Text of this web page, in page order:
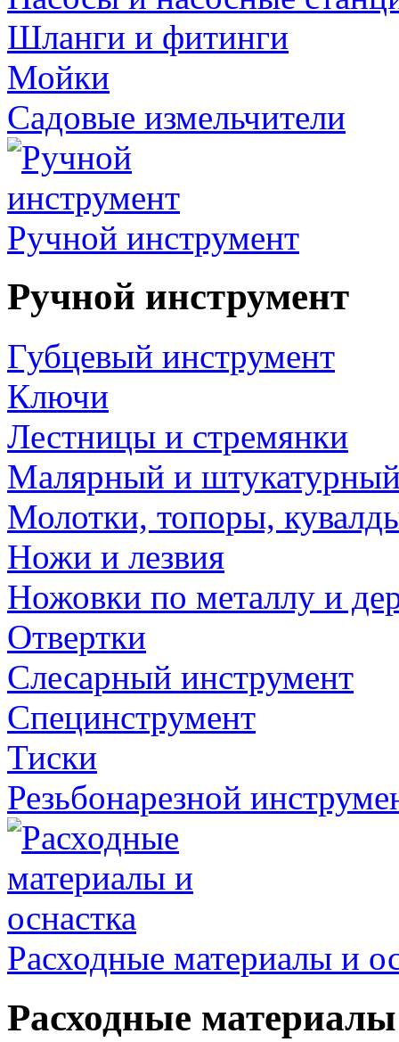
Шланги и фитинги
Мойки
Садовые измельчители
Ручной инструмент
Ручной инструмент
Губцевый инструмент
Ключи
Лестницы и стремянки
Малярный и
Молотки, топоры,
Ножи и лезвия
Ножовки по металлу и
Отвертки
Слесарный инструмент
Специнструмент
Тиски
Резьбонарезной
Расходные материалы и
Расходные